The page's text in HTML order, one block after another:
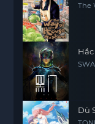
The
Dù